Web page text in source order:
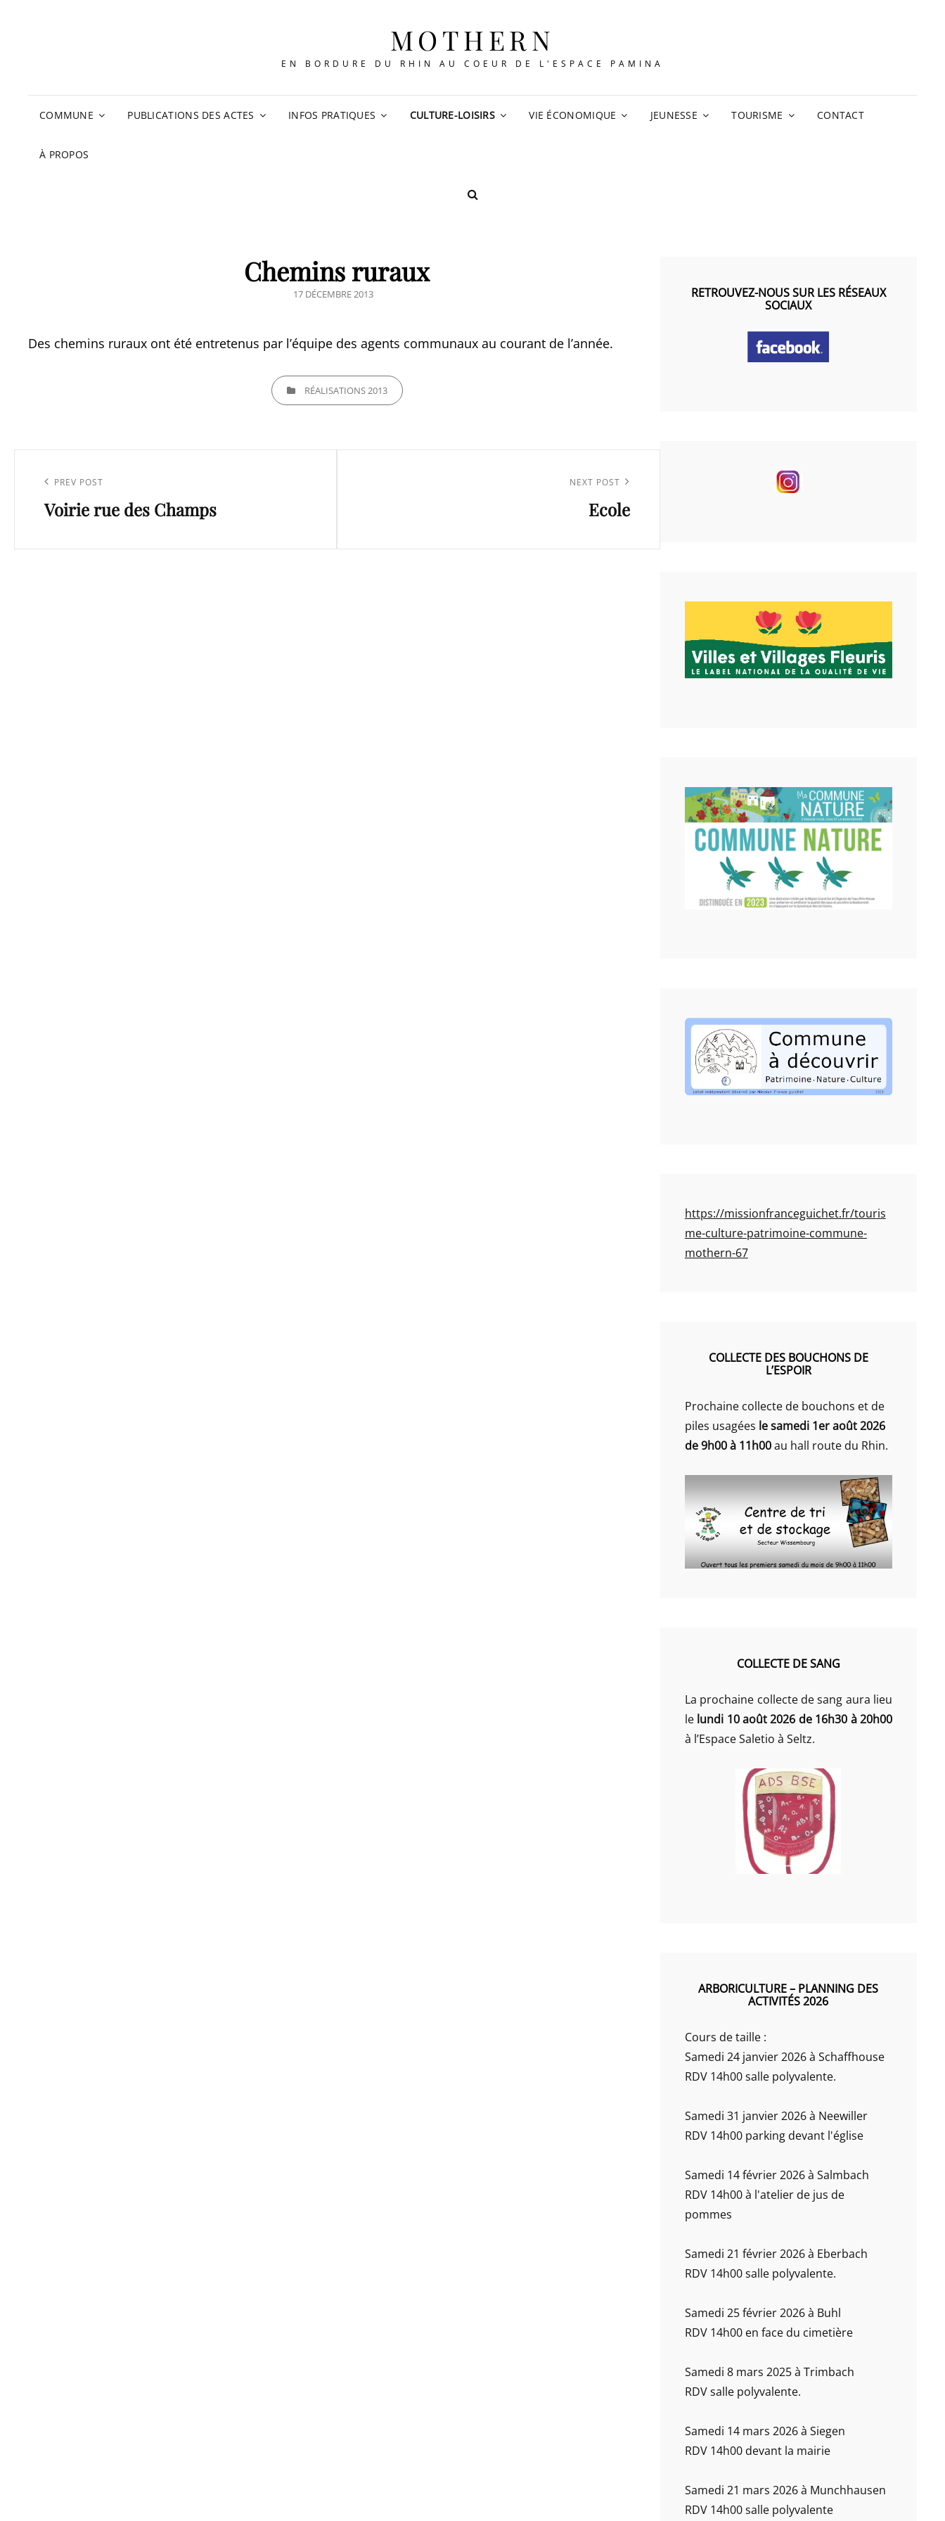
MOTHERN
EN BORDURE DU RHIN AU COEUR DE L'ESPACE PAMINA
COMMUNE PUBLICATIONS DES ACTES INFOS PRATIQUES CULTURE-LOISIRS VIE ÉCONOMIQUE JEUNESSE TOURISME CONTACT
À PROPOS
SEARCH
Chemins ruraux
POSTED
17 DÉCEMBRE 2013
Des chemins ruraux ont été entretenus par l’équipe des agents communaux au courant de l’année.
CATEGORIESRÉALISATIONS 2013
l’article
Previous
Post
PREV POST
Voirie rue des Champs
NEXT POST
Ecole
RETROUVEZ-NOUS SUR LES RÉSEAUX
SOCIAUX
https://missionfranceguichet.fr/touris
me-culture-patrimoine-commune-
mothern-67
COLLECTE DES BOUCHONS DE
L’ESPOIR
Prochaine collecte de bouchons et de
piles usagées le samedi 1er août 2026
de 9h00 à 11h00au hall route du Rhin.
COLLECTE DE SANG
La prochaine collecte de sang aura lieu
le lundi 10 août 2026 de 16h30 à 20h00
à l’Espace Saletio à Seltz.
ARBORICULTURE – PLANNING DES
ACTIVITÉS 2026
Cours de taille :
Samedi 24 janvier 2026 à Schaffhouse
RDV 14h00 salle polyvalente.
Samedi 31 janvier 2026 à Neewiller
RDV 14h00 parking devant l'église
Samedi 14 février 2026 à Salmbach
RDV 14h00 à l'atelier de jus de
pommes
Samedi 21 février 2026 à Eberbach
RDV 14h00 salle polyvalente.
Samedi 25 février 2026 à Buhl
RDV 14h00 en face du cimetière
Samedi 8 mars 2025 à Trimbach
RDV salle polyvalente.
Samedi 14 mars 2026 à Siegen
RDV 14h00 devant la mairie
Samedi 21 mars 2026 à Munchhausen
RDV 14h00 salle polyvalente